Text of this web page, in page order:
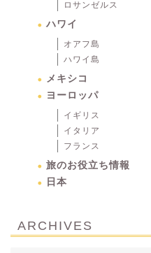
ロサンゼルス
ハワイ
オアフ島
ハワイ島
メキシコ
ヨーロッパ
イギリス
イタリア
フランス
旅のお役立ち情報
日本
ARCHIVES